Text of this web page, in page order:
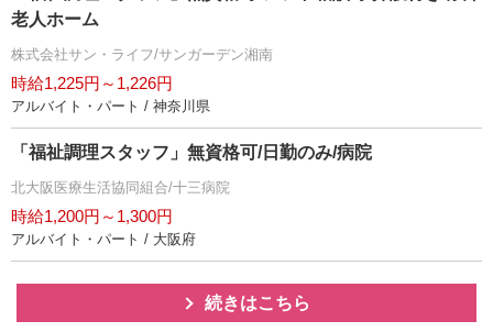
老人ホーム
株式会社サン・ライフ/サンガーデン湘南
時給1,225円～1,226円
アルバイト・パート / 神奈川県
「福祉調理スタッフ」無資格可/日勤のみ/病院
北大阪医療生活協同組合/十三病院
時給1,200円～1,300円
アルバイト・パート / 大阪府
続きはこちら